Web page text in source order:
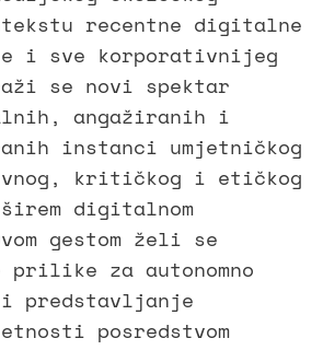
recentne digitalne
i sve korporativnijeg
se novi spektar
angažiranih i
instanci umjetničkog
kritičkog i etičkog
digitalnom
gestom želi se
za autonomno
predstavljanje
posredstvom